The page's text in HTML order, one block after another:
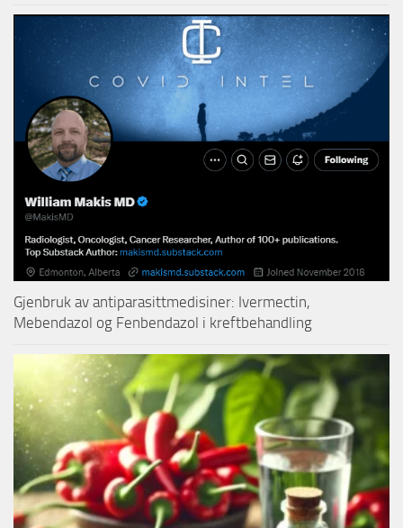
Gjenbruk av antiparasittmedisiner: Ivermectin,
Mebendazol og Fenbendazol i kreftbehandling